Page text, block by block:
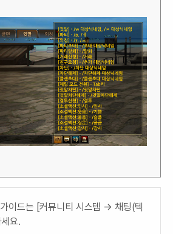
이드는 [커뮤니티 시스템 → 채팅(텍
요.